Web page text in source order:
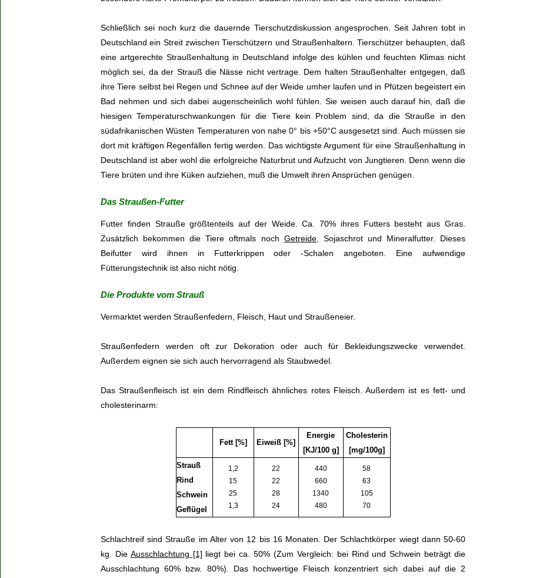
Schließlich sei noch kurz die dauernde Tierschutzdiskussion angesprochen. Seit Jahren tobt in
Deutschland ein Streit zwischen Tierschützern und Straußenhaltern. Tierschützer behaupten, daß
eine artgerechte Straußenhaltung in Deutschland infolge des kühlen und feuchten Klimas nicht
möglich sei, da der Strauß die Nässe nicht vertrage. Dem halten Straußenhalter entgegen, daß
ihre Tiere selbst bei Regen und Schnee auf der Weide umher laufen und in Pfützen begeistert ein
Bad nehmen und sich dabei augenscheinlich wohl fühlen. Sie weisen auch darauf hin, daß die
hiesigen Temperaturschwankungen für die Tiere kein Problem sind, da die Strauße in den
südafrikanischen Wüsten Temperaturen von nahe 0° bis +50°C ausgesetzt sind. Auch müssen sie
dort mit kräftigen Regenfällen fertig werden. Das wichtigste Argument für eine Straußenhaltung in
Deutschland ist aber wohl die erfolgreiche Naturbrut und Aufzucht von Jungtieren. Denn wenn die
Tiere brüten und ihre Küken aufziehen, muß die Umwelt ihren Ansprüchen genügen.
Das Straußen-Futter
Futter finden Strauße größtenteils auf der Weide. Ca. 70% ihres Futters besteht aus Gras.
Zusätzlich bekommen die Tiere oftmals noch Getreide, Sojaschrot und Mineralfutter. Dieses
Beifutter wird ihnen in Futterkrippen oder -Schalen angeboten. Eine aufwendige
Fütterungstechnik ist also nicht nötig.
Die Produkte vom Strauß
Vermarktet werden Straußenfedern, Fleisch, Haut und Straußeneier.
Straußenfedern werden oft zur Dekoration oder auch für Bekleidungszwecke verwendet.
Außerdem eignen sie sich auch hervorragend als Staubwedel.
Das Straußenfleisch ist ein dem Rindfleisch ähnliches rotes Fleisch. Außerdem ist es fett- und
cholesterinarm:
Fett [%] Eiweiß [%]
Energie
[KJ/100 g]
Cholesterin
[mg/100g]
Strauß
Rind
Schwein
Geflügel
1,2
15
25
1,3
22
22
28
24
440
660
1340
480
58
63
105
70
Schlachtreif sind Strauße im Alter von 12 bis 16 Monaten. Der Schlachtkörper wiegt dann 50-60
kg. Die Ausschlachtung [1] liegt bei ca. 50% (Zum Vergleich: bei Rind und Schwein beträgt die
Ausschlachtung 60% bzw. 80%). Das hochwertige Fleisch konzentriert sich dabei auf die 2